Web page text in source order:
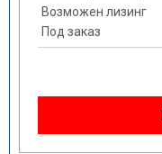
Возможен лизинг
Под заказ